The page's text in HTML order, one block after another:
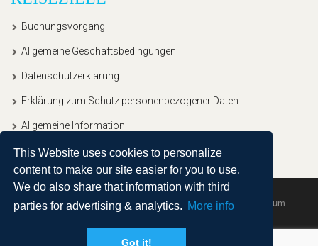
This Website uses cookies to personalize
content to make our site easier for you to use.
We do also share that information with third
parties for advertising & analytics. More info
Got it!
Buchungsvorgang
Allgemeine Geschäftsbedingungen
Datenschutzerklärung
Erklärung zum Schutz personenbezogener Daten
Allgemeine Information
Copyright © 2020, Ullitravel |Sitemap| Powered by Agendum